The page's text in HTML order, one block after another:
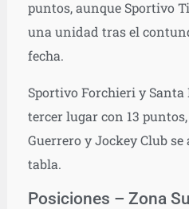
puntos, aunque Sportivo
una unidad tras el
fecha.
Sportivo Forchieri y Santa
tercer lugar con 13
Guerrero y Jockey Club
tabla.
Posiciones – Zona